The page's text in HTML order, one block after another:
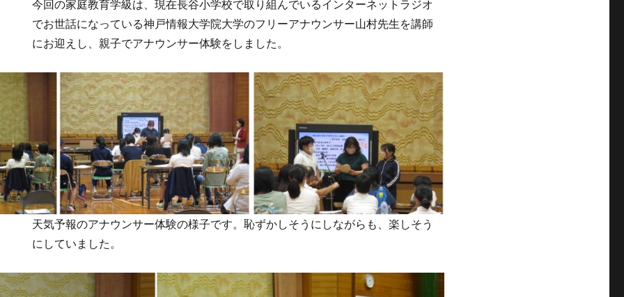
今回の家庭教育学級は、現在長谷小学校で取り組んでいるインターネットラジオ
でお世話になっている神戸情報大学院大学のフリーアナウンサー山村先生を講師
にお迎えし、親子でアナウンサー体験をしました。
天気予報のアナウンサー体験の様子です。恥ずかしそうにしながらも、楽しそう
にしていました。